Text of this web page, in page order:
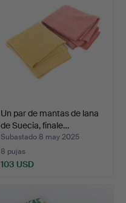
Un par de mantas de lana
de Suecia, finale…
Subastado 8 may 2025
8 pujas
103 USD